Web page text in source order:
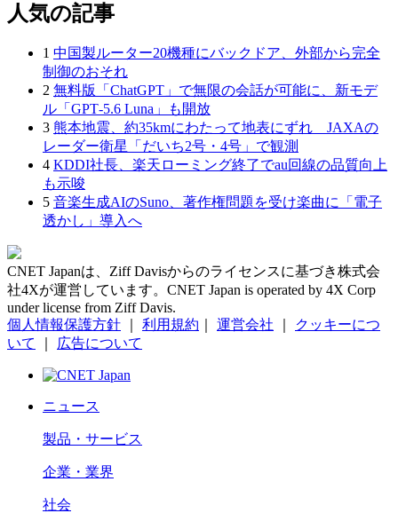
人気の記事
1 中国製ルーター20機種にバックドア、外部から完全
制御のおそれ
2 無料版「ChatGPT」で無限の会話が可能に、新モデ
ル「GPT‑5.6 Luna」も開放
3 熊本地震、約35kmにわたって地表にずれ JAXAの
レーダー衛星「だいち2号・4号」で観測
4 KDDI社長、楽天ローミング終了でau回線の品質向上
も示唆
5 音楽生成AIのSuno、著作権問題を受け楽曲に「電子
透かし」導入へ
CNET Japanは、Ziff Davisからのライセンスに基づき株式会
社4Xが運営しています。CNET Japan is operated by 4X Corp
under license from Ziff Davis.
個人情報保護方針
利用規約 運営会社
クッキーにつ
いて
広告について
ニュース
製品・サービス
企業・業界
社会